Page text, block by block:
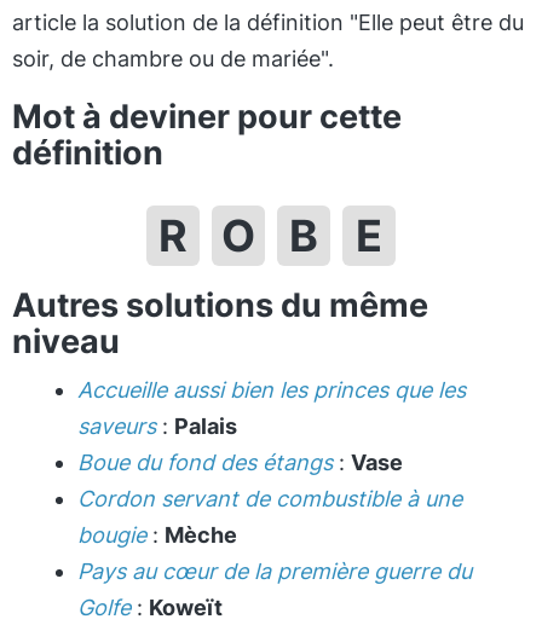
article la solution de la définition "Elle peut être du
soir, de chambre ou de mariée".
Mot à deviner pour cette
définition
R O B E
Autres solutions du même
niveau
Accueille aussi bien les princes que les
saveurs: Palais
Boue du fond des étangs: Vase
Cordon servant de combustible à une
bougie: Mèche
Pays au cœur de la première guerre du
Golfe: Koweït